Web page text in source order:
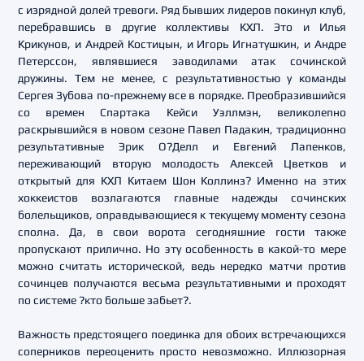
с изрядной долей тревоги. Ряд бывших лидеров покинул клуб,
перебравшись в другие коллективы КХЛ. Это и Илья
Крикунов, и Андрей Костицын, и Игорь Игнатушкин, и Андре
Петерссон, являвшиеся заводилами атак сочинской
дружины. Тем не менее, с результативностью у команды
Сергея Зубова по-прежнему все в порядке. Преобразившийся
со времен Спартака Кейси Уэллмэн, великолепно
раскрывшийся в новом сезоне Павел Падакин, традиционно
результативные Эрик О?Делл и Евгений Лапенков,
переживающий вторую молодость Алексей Цветков и
открытый для КХЛ Китаем Шон Коллинз? Именно на этих
хоккеистов возлагаются главные надежды сочинских
болельщиков, оправдывающиеся к текущему моменту сезона
сполна. Да, в свои ворота сегодняшние гости также
пропускают прилично. Но эту особенность в какой-то мере
можно считать исторической, ведь нередко матчи против
сочинцев получаются весьма результативными и проходят
по системе ?кто больше забьет?.
Важность предстоящего поединка для обоих встречающихся
соперников переоценить просто невозможно. Иллюзорная